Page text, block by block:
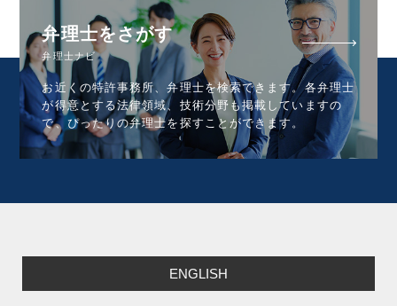
弁理士をさがす
弁理士ナビ
お近くの特許事務所、弁理士を検索できます。各弁理士
が得意とする法律領域、技術分野も掲載していますの
で、ぴったりの弁理士を探すことができます。
ENGLISH